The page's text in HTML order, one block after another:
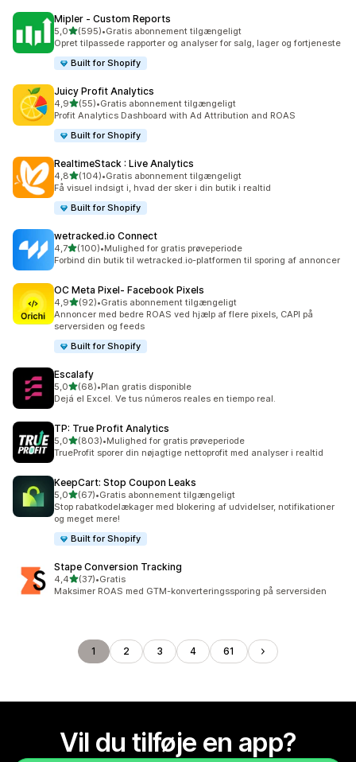
Mipler ‑ Custom Reports
5,0ud af 5 stjerner
(595)
595 anmeldelser i alt
•Gratis abonnement tilgængeligt
Opret tilpassede rapporter og analyser for salg, lager og fortjeneste
Built for Shopify
Juicy Profit Analytics
4,9ud af 5 stjerner
(55)
55 anmeldelser i alt
•Gratis abonnement tilgængeligt
Profit Analytics Dashboard with Ad Attribution and ROAS
Built for Shopify
RealtimeStack : Live Analytics
4,8ud af 5 stjerner
(104)
104 anmeldelser i alt
•Gratis abonnement tilgængeligt
Få visuel indsigt i, hvad der sker i din butik i realtid
Built for Shopify
wetracked.io Connect
4,7ud af 5 stjerner
(100)
100 anmeldelser i alt
•Mulighed for gratis prøveperiode
Forbind din butik til wetracked.io-platformen til sporing af annoncer
OC Meta Pixel‑ Facebook Pixels
4,9ud af 5 stjerner
(92)
92 anmeldelser i alt
•Gratis abonnement tilgængeligt
Annoncer med bedre ROAS ved hjælp af flere pixels, CAPI på
serversiden og feeds
Built for Shopify
Escalafy
5,0ud af 5 stjerner
(68)
68 anmeldelser i alt
•Plan gratis disponible
Dejá el Excel. Ve tus números reales en tiempo real.
TP: True Profit Analytics
5,0ud af 5 stjerner
(803)
803 anmeldelser i alt
•Mulighed for gratis prøveperiode
TrueProfit sporer din nøjagtige nettoprofit med analyser i realtid
KeepCart: Stop Coupon Leaks
5,0ud af 5 stjerner
(67)
67 anmeldelser i alt
•Gratis abonnement tilgængeligt
Stop rabatkodelækager med blokering af udvidelser, notifikationer
og meget mere!
Built for Shopify
Stape Conversion Tracking
4,4ud af 5 stjerner
(37)
37 anmeldelser i alt
•Gratis
Maksimer ROAS med GTM-konverteringssporing på serversiden
1 2 3 4 61
Vil du tilføje en app?